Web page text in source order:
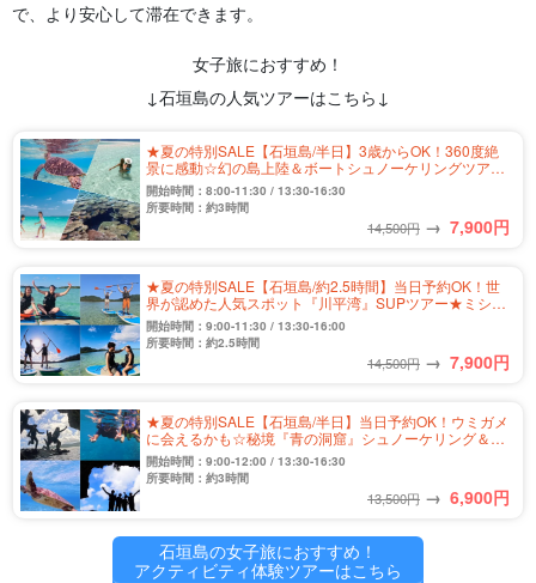
で、より安心して滞在できます。
女子旅におすすめ！
↓石垣島の人気ツアーはこちら↓
★夏の特別SALE【石垣島/半日】3歳からOK！360度絶
景に感動☆幻の島上陸＆ボートシュノーケリングツアー
《写真無料＆送迎付き》（No.458）
開始時間：8:00-11:30 / 13:30-16:30
所要時間：約3時間
14,500円 → 7,900円
★夏の特別SALE【石垣島/約2.5時間】当日予約OK！世
界が認めた人気スポット『川平湾』SUPツアー★ミシュ
ランガイド三ツ星獲得♪写真無料＆送迎付き（No.301）
開始時間：9:00-11:30 / 13:30-16:00
所要時間：約2.5時間
14,500円 → 7,900円
★夏の特別SALE【石垣島/半日】当日予約OK！ウミガメ
に会えるかも☆秘境『青の洞窟』シュノーケリング＆洞
窟探検ツアー★写真無料＆送迎付き（No.304）
開始時間：9:00-12:00 / 13:30-16:30
所要時間：約3時間
13,500円 → 6,900円
石垣島の女子旅におすすめ！
アクティビティ体験ツアーはこちら